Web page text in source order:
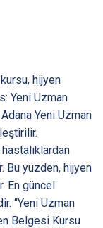
hijyen
Yeni Uzman
Yeni Uzman
Bu yüzden, hijyen
En güncel
“Yeni Uzman
Belgesi Kursu